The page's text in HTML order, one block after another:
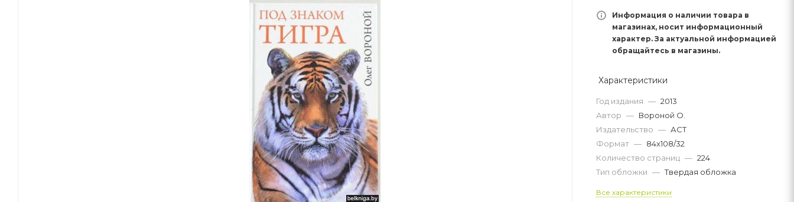
Информация о наличии товара в
магазинах, носит информационный
характер. За актуальной информацией
обращайтесь в магазины.
Характеристики
Год издания — 2013
Автор — Вороной О.
Издательство — АСТ
Формат — 84x108/32
Количество страниц — 224
Тип обложки — Твердая обложка
Все характеристики